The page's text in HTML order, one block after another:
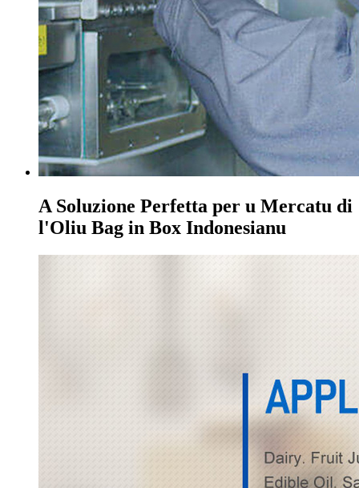
A Soluzione Perfetta per u Mercatu di
l'Oliu Bag in Box Indonesianu